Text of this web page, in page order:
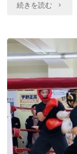
グ
続きを読む "2025
沢・
ス
パ
ー